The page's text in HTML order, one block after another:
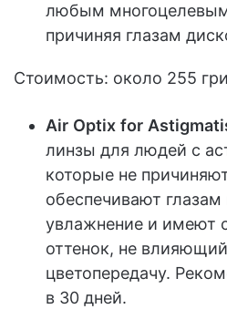
любым
причиняя глазам
Стоимость: около 255
Air Optix for
линзы для людей с
которые не
обеспечивают глазам
увлажнение и имеют
оттенок, не
цветопередачу.
в 30 дней.